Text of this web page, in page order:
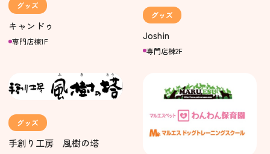
グッズ
キャンドゥ
専門店棟1F
グッズ
Joshin
専門店棟2F
グッズ
手創り工房 風樹の塔